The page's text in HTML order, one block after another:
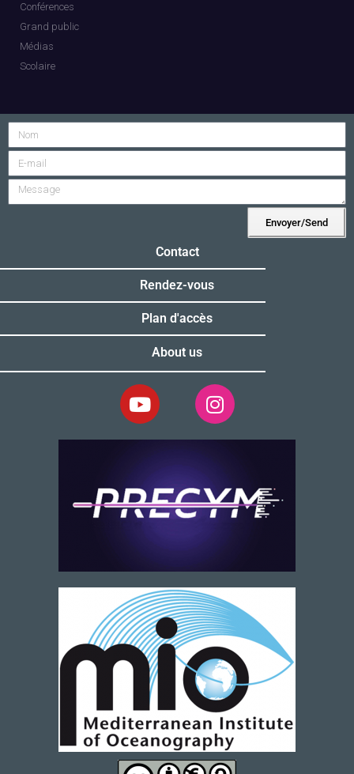
Conférences
Grand public
Médias
Scolaire
Contact
Rendez-vous
Plan d'accès
About us
Envoyer/Send
Alternative: